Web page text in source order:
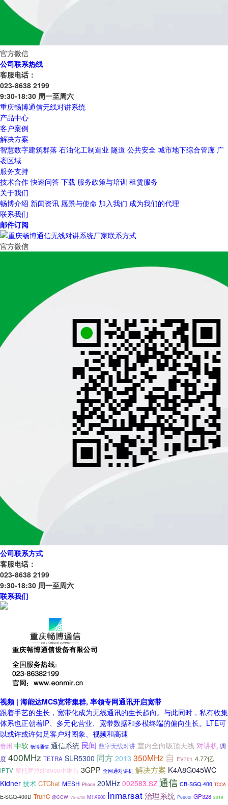
官方微信
公司联系热线
客服电话：
023-8638 2199
9:30-18:30 周一至周六
重庆畅博通信无线对讲系统
产品中心
客户案例
解决方案
智慧数字建筑群落 石油化工制造业 隧道 公共安全 城市地下综合管廊 广
袤区域
服务支持
技术合作 快速问答 下载 服务政策与培训 租赁服务
关于我们
畅博介绍 新闻资讯 愿景与使命 加入我们 成为我们的代理
联系我们
邮件订阅
官方微信
公司联系方式
客服电话：
023-8638 2199
9:30-18:30 周一至周六
联系我们
视频 | 海能达MCS宽带集群, 率领专网通讯开启宽带
跟着手艺的生长，宽带化成为无线通讯的生长趋向。与此同时，私有收集
体系也正朝着IP、多元化营业、宽带数据和多模终端的偏向生长。LTE可
以或许或许知足客户对图象、视频和高速
贵州 中软 畅博通信 通信系统 民间 数字无线对讲 室内全向吸顶天线 对讲机 调
度 400MHz TETRA SLR5300 同方 2013 350MHz 自 EV751 4.77亿
IPTV 摩托罗拉slr8000中继台 3GPP 全网通对讲机 解决方案 K4A8G045WC
Kidner 技术 CTChat MESH Phone 20MHz 002583.SZ 通信 CB-SGQ-400 TCCA
E-SGQ-400D TrunC @CCW VS-5700 MTX900 Inmarsat治理系统 P6600i GP328 2018